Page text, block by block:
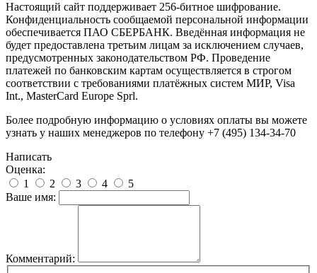
Настоящий сайт поддерживает 256-битное шифрование.
Конфиденциальность сообщаемой персональной информации
обеспечивается ПАО СБЕРБАНК. Введённая информация не
будет предоставлена третьим лицам за исключением случаев,
предусмотренных законодательством РФ. Проведение
платежей по банковским картам осуществляется в строгом
соответствии с требованиями платёжных систем МИР, Visa
Int., MasterCard Europe Sprl.
Более подробную информацию о условиях оплаты вы можете
узнать у наших менеджеров по телефону +7 (495) 134-34-70
Написать
Оценка:
1
2 3 4
5
Ваше имя:
Комментарий: